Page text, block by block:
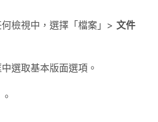
檢視中，選擇「檔案」> 文件
選取基本版面選項。